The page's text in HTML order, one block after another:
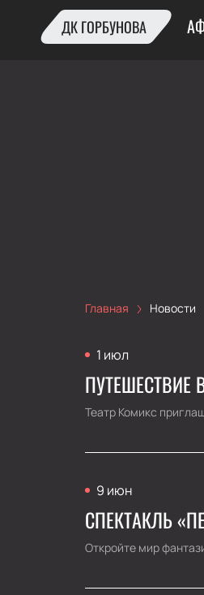
ДК ГОРБУНОВА
Главная Новости
1 июл
ПУТЕШЕСТВИЕ
Театр Комикс
9 июн
СПЕКТАКЛЬ
Откройте мир